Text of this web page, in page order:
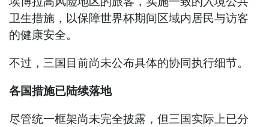
卫生措施，以保障世界杯期间区域内居民与访客
的健康安全。
不过，三国目前尚未公布具体的协同执行细节。
各国措施已陆续落地
尽管统一框架尚未完全披露，但三国实际上已分